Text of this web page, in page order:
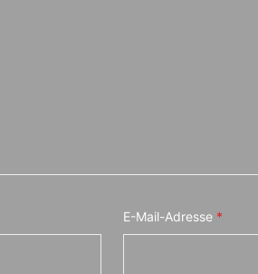
E-Mail-Adresse *